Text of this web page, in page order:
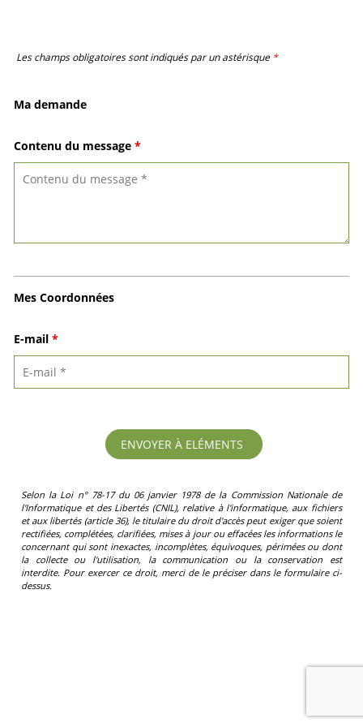
Les champs obligatoires sont indiqués par un astérisque *
Ma demande
Contenu du message *
Mes Coordonnées
E-mail *
Selon la Loi n° 78-17 du 06 janvier 1978 de la Commission Nationale de
l'Informatique et des Libertés (CNIL), relative à l'informatique, aux fichiers
et aux libertés (article 36), le titulaire du droit d'accès peut exiger que soient
rectifiées, complétées, clarifiées, mises à jour ou effacées les informations le
concernant qui sont inexactes, incomplètes, équivoques, périmées ou dont
la collecte ou l'utilisation, la communication ou la conservation est
interdite. Pour exercer ce droit, merci de le préciser dans le formulaire ci-
dessus.